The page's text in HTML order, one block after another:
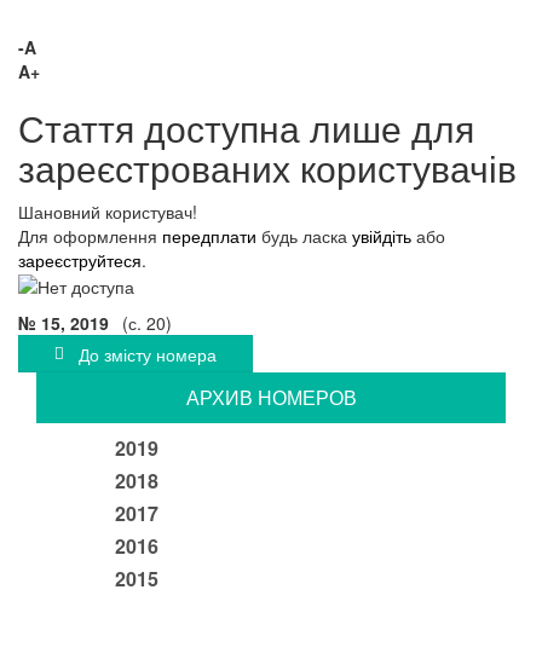
-A
A+
Стаття доступна лише для
зареєстрованих користувачів
Шановний користувач!
Для оформлення передплати будь ласка увійдіть або
зареєструйтеся.
№ 15, 2019 (с. 20)
До змісту номера
АРХИВ НОМЕРОВ
2019
2018
2017
2016
2015